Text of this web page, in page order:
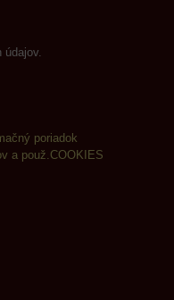
údajov.
poriadok
a použ.COOKIES